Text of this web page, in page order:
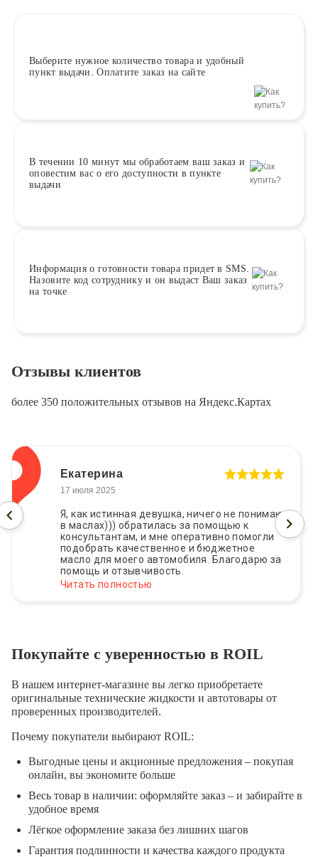
Выберите нужное количество товара и удобный
пункт выдачи. Оплатите заказ на сайте
В течении 10 минут мы обработаем ваш заказ и
оповестим вас о его доступности в пункте
выдачи
Информация о готовности товара придет в SMS.
Назовите код сотруднику и он выдаст Ваш заказ
на точке
Отзывы клиентов
более 350 положительных отзывов на Яндекс.Картах
Екатерина
17 июля 2025
Я, как истинная девушка, ничего не понимаю
в маслах))) обратилась за помощью к
консультантам, и мне оперативно помогли
подобрать качественное и бюджетное
масло для моего автомобиля. Благодарю за
помощь и отзывчивость.
Читать полностью
Покупайте с уверенностью в ROIL
В нашем интернет-магазине вы легко приобретаете
оригинальные технические жидкости и автотовары от
проверенных производителей.
Почему покупатели выбирают ROIL:
Выгодные цены и акционные предложения – покупая
онлайн, вы экономите больше
Весь товар в наличии: оформляйте заказ – и забирайте в
удобное время
Лёгкое оформление заказа без лишних шагов
Гарантия подлинности и качества каждого продукта